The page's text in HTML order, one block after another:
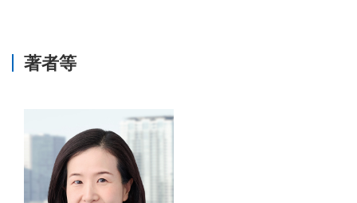
著者等